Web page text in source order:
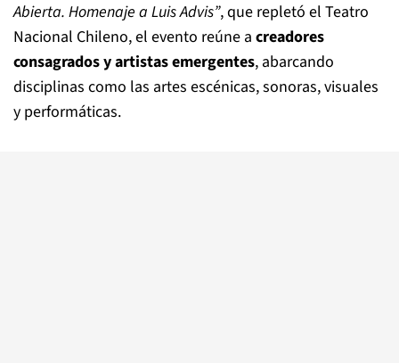
Abierta. Homenaje a Luis Advis”, que repletó el Teatro
Nacional Chileno, el evento reúne a creadores
consagrados y artistas emergentes, abarcando
disciplinas como las artes escénicas, sonoras, visuales
y performáticas.